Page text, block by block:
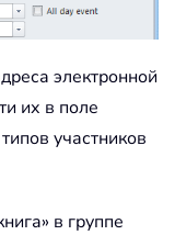
электронной
их в поле
участников
в группе